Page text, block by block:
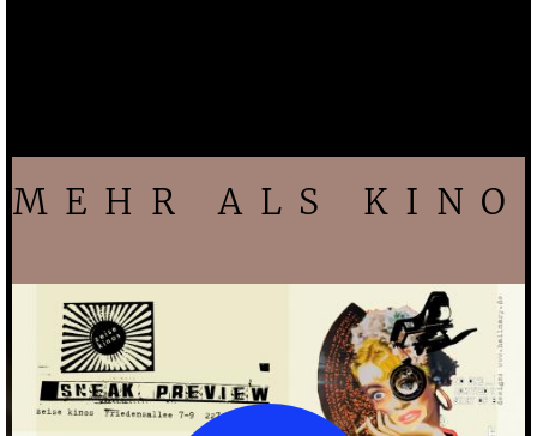
MEHR ALS KINO